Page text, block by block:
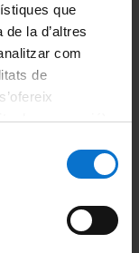
que
la d’altres
com
de
de navegació).
web de la
.